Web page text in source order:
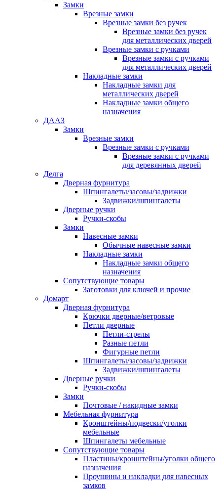
Замки
Врезные замки
Врезные замки без ручек
Врезные замки без ручек
для металлических дверей
Врезные замки с ручками
Врезные замки с ручками
для металлических дверей
Накладные замки
Накладные замки для
металлических дверей
Накладные замки общего
назначения
ДААЗ
Замки
Врезные замки
Врезные замки с ручками
Врезные замки с ручками
для деревянных дверей
Делга
Дверная фурнитура
Шпингалеты/засовы/задвижки
Задвижки/шпингалеты
Дверные ручки
Ручки-скобы
Замки
Навесные замки
Обычные навесные замки
Накладные замки
Накладные замки общего
назначения
Сопутствующие товары
Заготовки для ключей и прочие
Домарт
Дверная фурнитура
Крючки дверные/ветровые
Петли дверные
Петли-стрелы
Разные петли
Фигурные петли
Шпингалеты/засовы/задвижки
Задвижки/шпингалеты
Дверные ручки
Ручки-скобы
Замки
Почтовые / накидные замки
Мебельная фурнитура
Кронштейны/подвески/уголки
мебельные
Шпингалеты мебельные
Сопутствующие товары
Пластины/кронштейны/уголки общего
назначения
Проушины и накладки для навесных
замков